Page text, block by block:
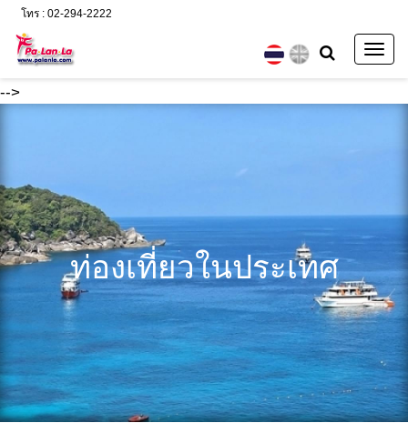
-->
โทร : 02-294-2222
ท่องเที่ยวในประเทศ